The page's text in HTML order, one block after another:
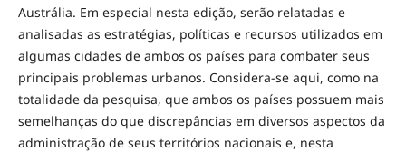
Austrália. Em especial nesta edição, serão relatadas e
analisadas as estratégias, políticas e recursos utilizados em
algumas cidades de ambos os países para combater seus
principais problemas urbanos. Considera-se aqui, como na
totalidade da pesquisa, que ambos os países possuem mais
semelhanças do que discrepâncias em diversos aspectos da
administração de seus territórios nacionais e, nesta